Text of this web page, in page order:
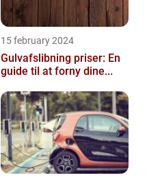
15 february 2024
Gulvafslibning priser: En
guide til at forny dine...